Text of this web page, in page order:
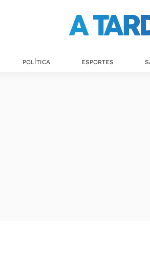
POLÍTICA ESPORTES